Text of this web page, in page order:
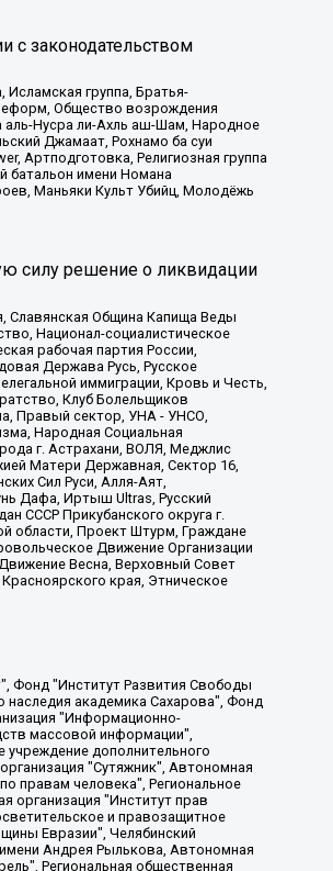
с законодательством
группа, Братья-
Общество возрождения
аль-Нусра ли-Ахль аш-Шам, Народное
Джамаат, Рохнамо ба суи
Артподготовка, Религиозная группа
батальон имени Номана
Маньяки Культ Убийц, Молодёжь
силу решение о ликвидации
Славянская Община Капища Веды
Национал-социалистическое
рабочая партия России,
Держава Русь, Русское
иммиграции, Кровь и Честь,
Клуб Болельщиков
Правый сектор, УНА - УНСО,
Народная Социальная
г. Астрахани, ВОЛЯ, Меджлис
Матери Державная, Сектор 16,
Сил Руси, Алля-Аят,
Дафа, Иртыш Ultras, Русский
СССР Прикубанского округа г.
области, Проект Штурм, Граждане
Движение Организации
Весна, Верховный Совет
края, Этническое
Захарович, Филимонов Андрей Викторович, Дзугкоева Регина Николаевна, Доброхотов Роман Александрович, Дудь Юрий Александрович, Елкин Сергей Владимирович, Кругликов Кирилл Игоревич, Сабунаева Мария Леонидовна, Семенов Алексей Владимирович, Шаинян Карен Багратович, Шульман Екатерина Михайловна, Асафьев Артур Валерьевич, Вахштайн Виктор Семенович, Венедиктов Алексей Алексеевич, Лушникова Екатерина Евгеньевна, Волков Леонид Михайлович, Невзоров Александр Глебович, Пархоменко Сергей Борисович, Сироткин Ярослав Николаевич, Кара-Мурза Владимир Владимирович, Баранова Наталья Владимировна, Гозман Леонид Яковлевич, Кагарлицкий Борис Юльевич, Климарев Михаил Валерьевич, Милов Владимир Станиславович, Автономная некоммерческая организация Краснодарский центр современного искусства "Типография", Моргенштерн Алишер Тагирович, Соболь Любовь Эдуардовна, Общество с ограниченной ответственностью "ЛИЗА НОРМ", Каспаров Гарри Кимович, Ходорковский Михаил Борисович, Общество с ограниченной ответственностью "Апрельские тезисы", Данилович Ирина Брониславовна, Кашин Олег Владимирович, Петров Николай Владимирович, Пивоваров Алексей Владимирович, Соколов Михаил Владимирович, Цветкова Юлия Владимировна, Чичваркин Евгений Александрович, Комитет против пыток/Команда против пыток, Общество с ограниченной ответственностью "Первый научный", Общество с ограниченной ответственностью "Вертолет и ко", Белоцерковская Вероника Борисовна, Кац Максим Евгеньевич, Лазарева Татьяна Юрьевна, Шаведдинов Руслан Табризович, Яшин Илья Валерьевич, Общество с ограниченной ответственностью "Иноагент ААВ", Алешковский Дмитрий Петрович, Альбац Евгения Марковна, Быков Дмитрий Львович, Галямина Юлия Евгеньевна, Лойко Сергей Леонидович, Мартынов Кирилл Константинович, Медведев Сергей Александрович, Крашенинников Федор Геннадиевич, Гордеева Катерина Вл